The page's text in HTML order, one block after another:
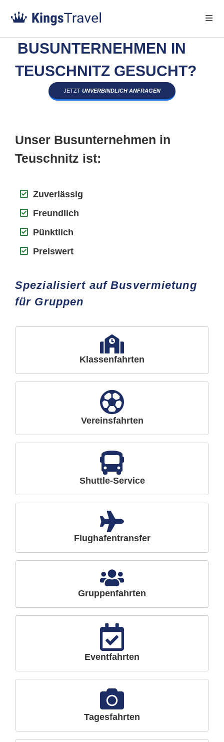
BUSUNTERNEHMEN IN
TEUSCHNITZ GESUCHT?
JETZT UNVERBINDLICH ANFRAGEN
Unser Busunternehmen in
Teuschnitz ist:
Zuverlässig
Freundlich
Pünktlich
Preiswert
Spezialisiert auf Busvermietung
für Gruppen
Klassenfahrten
Vereinsfahrten
Shuttle-Service
Flughafentransfer
Gruppenfahrten
Eventfahrten
Tagesfahrten